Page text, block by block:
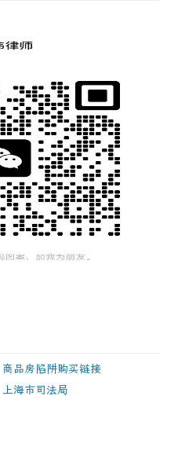
商品房陷阱购买链接
上海市司法局